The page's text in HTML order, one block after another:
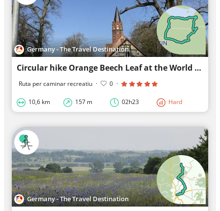
Germany - The Travel Destination
Circular hike Orange Beech Leaf at the World Heritage Beech Forest Grumsin
Ruta per caminar recreatiu · 0 ·
10,6 km 157 m 02h23 Hard
Germany - The Travel Destination